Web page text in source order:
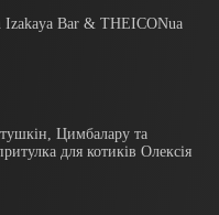
Izakaya Bar & THEICONua
Цимбалару та
для котиків Олексія